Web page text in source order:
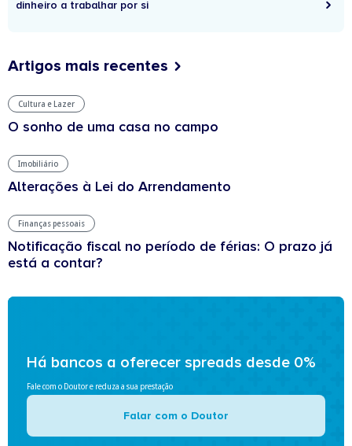
dinheiro a trabalhar por si
Artigos mais recentes
Cultura e Lazer
O sonho de uma casa no campo
Imobiliário
Alterações à Lei do Arrendamento
Finanças pessoais
Notificação fiscal no período de férias: O prazo já
está a contar?
Há bancos a oferecer spreads desde 0%
Fale com o Doutor e reduza a sua prestação
Falar com o Doutor